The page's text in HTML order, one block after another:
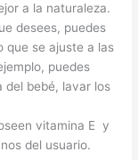
a la naturaleza.
desees, puedes
que se ajuste a las
puedes
del bebé, lavar los
vitamina E y
del usuario.